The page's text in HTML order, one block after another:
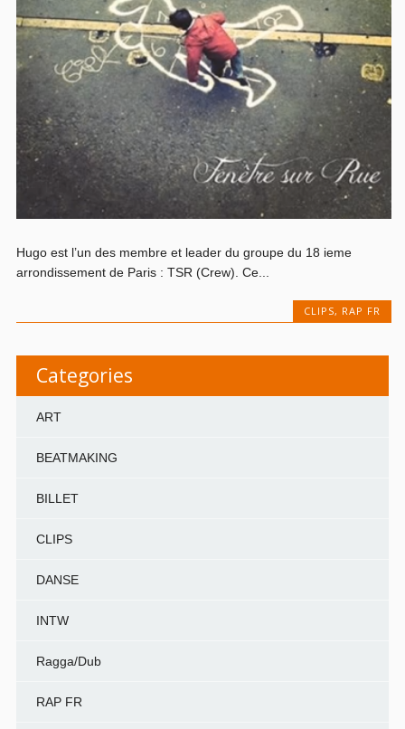
Hugo est l’un des membre et leader du groupe du 18 ieme
arrondissement de Paris : TSR (Crew). Ce...
CLIPS, RAP FR
Categories
ART
BEATMAKING
BILLET
CLIPS
DANSE
INTW
Ragga/Dub
RAP FR